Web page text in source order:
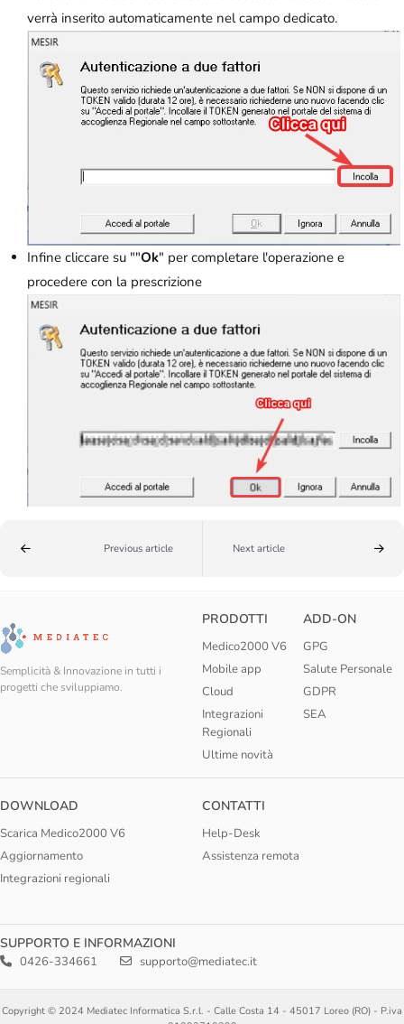
verrà inserito automaticamente nel campo dedicato.
Infine cliccare su ""Ok" per completare l'operazione e
procedere con la prescrizione
Previous article Next article
Semplicità & Innovazione in tutti i
progetti che sviluppiamo.
PRODOTTI
Medico2000 V6
Mobile app
Cloud
Integrazioni
Regionali
Ultime novità
ADD-ON
GPG
Salute Personale
GDPR
SEA
DOWNLOAD
Scarica Medico2000 V6
Aggiornamento
Integrazioni regionali
CONTATTI
Help-Desk
Assistenza remota
SUPPORTO E INFORMAZIONI
0426-334661 supporto@mediatec.it
Copyright © 2024 Mediatec Informatica S.r.l. - Calle Costa 14 - 45017 Loreo (RO) - P.iva